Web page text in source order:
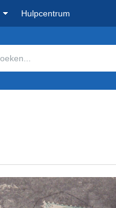
Hulpcentrum